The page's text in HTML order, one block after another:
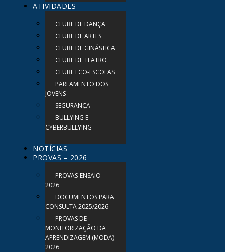
ATIVIDADES
CLUBE DE DANÇA
CLUBE DE ARTES
CLUBE DE GINÁSTICA
CLUBE DE TEATRO
CLUBE ECO-ESCOLAS
PARLAMENTO DOS
JOVENS
SEGURANÇA
BULLYING E
CYBERBULLYING
NOTÍCIAS
PROVAS – 2026
PROVAS-ENSAIO
2026
DOCUMENTOS PARA
CONSULTA 2025/2026
PROVAS DE
MONITORIZAÇÃO DA
APRENDIZAGEM (MODA)
2026